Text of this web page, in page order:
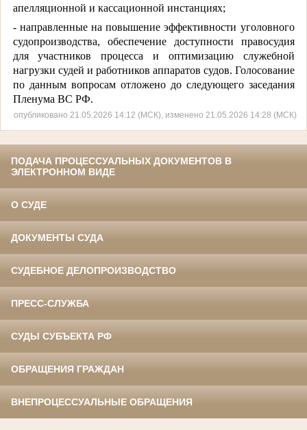
апелляционной и кассационной инстанциях;
- направленные на повышение эффективности уголовного
судопроизводства, обеспечение доступности правосудия
для участников процесса и оптимизацию служебной
нагрузки судей и работников аппаратов судов. Голосование
по данным вопросам отложено до следующего заседания
Пленума ВС РФ.
опубликовано 21.05.2026 14:12 (МСК), изменено 21.05.2026 14:28 (МСК)
ПОДАЧА ПРОЦЕССУАЛЬНЫХ ДОКУМЕНТОВ В
ЭЛЕКТРОННОМ ВИДЕ
О СУДЕ
ДОКУМЕНТЫ СУДА
СУДЕБНОЕ ДЕЛОПРОИЗВОДСТВО
ПРЕСС-СЛУЖБА
СУДЫ СУБЪЕКТА РФ
ОБРАЩЕНИЯ ГРАЖДАН
ВНЕПРОЦЕССУАЛЬНЫЕ ОБРАЩЕНИЯ